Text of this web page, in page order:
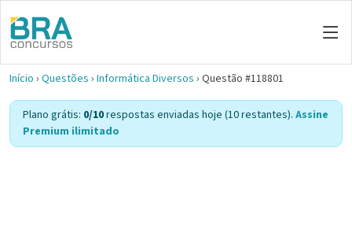
Início › Questões › Informática Diversos › Questão #118801
Plano grátis: 0/10respostas enviadas hoje (10 restantes). Assine
Premium ilimitado